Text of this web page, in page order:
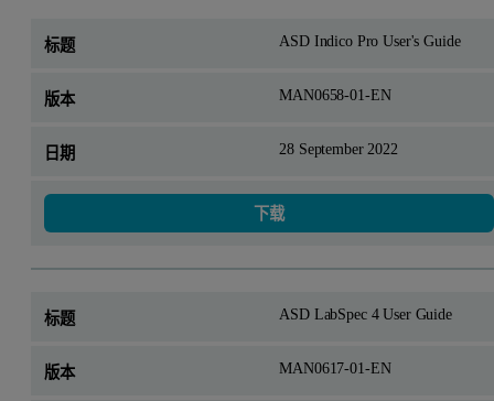
ASD Indico Pro User's Guide
MAN0658-01-EN
28 September 2022
下载
ASD LabSpec 4 User Guide
MAN0617-01-EN